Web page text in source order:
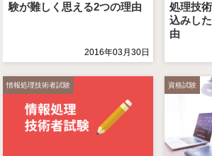
験が難しく思える2つの理由
2016年03月30日
処理技
込みし
由
情報処理技術者試験 資格試験